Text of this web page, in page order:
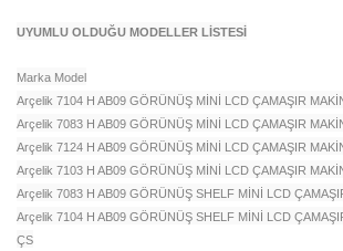
UYUMLU OLDUĞU MODELLER LİSTESİ
Marka Model
Arçelik 7104 H AB09 GÖRÜNÜŞ MİNİ LCD ÇAMAŞIR
Arçelik 7083 H AB09 GÖRÜNÜŞ MİNİ LCD ÇAMAŞIR
Arçelik 7124 H AB09 GÖRÜNÜŞ MİNİ LCD ÇAMAŞIR
Arçelik 7103 H AB09 GÖRÜNÜŞ MİNİ LCD ÇAMAŞIR
Arçelik 7083 H AB09 GÖRÜNÜŞ SHELF MİNİ LCD
Arçelik 7104 H AB09 GÖRÜNÜŞ SHELF MİNİ LCD
ÇS